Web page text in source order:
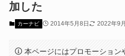
加した
カーナビ 2014年5月8日 2022年9
本ページにはプロモーション